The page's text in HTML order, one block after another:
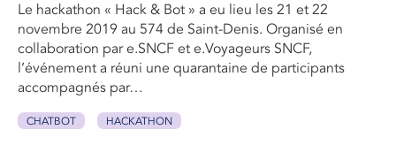
Le hackathon « Hack & Bot » a eu lieu les 21 et 22
novembre 2019 au 574 de Saint-Denis. Organisé en
collaboration par e.SNCF et e.Voyageurs SNCF,
l’événement a réuni une quarantaine de participants
accompagnés par…
CHATBOT HACKATHON